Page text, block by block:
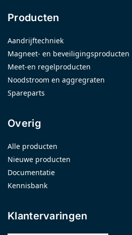
Producten
Aandrijftechniek
Magneet- en beveiligingsproducten
Meet-en regelproducten
Noodstroom en aggregraten
Spareparts
Overig
Alle producten
Nieuwe producten
Documentatie
Kennisbank
Klantervaringen